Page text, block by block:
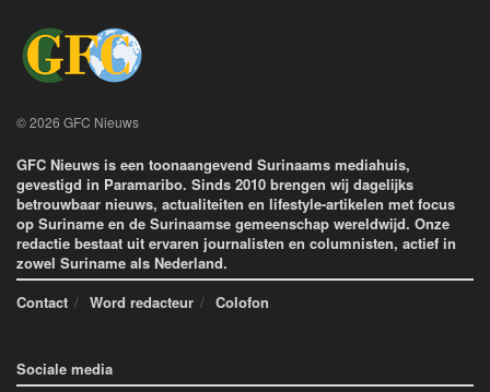
© 2026 GFC Nieuws
GFC Nieuws is een toonaangevend Surinaams mediahuis,
gevestigd in Paramaribo. Sinds 2010 brengen wij dagelijks
betrouwbaar nieuws, actualiteiten en lifestyle-artikelen met focus
op Suriname en de Surinaamse gemeenschap wereldwijd. Onze
redactie bestaat uit ervaren journalisten en columnisten, actief in
zowel Suriname als Nederland.
Contact
Word redacteur Colofon
Sociale media